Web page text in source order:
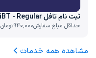
ثبت نام تافل iBT - Regular
حداقل مبلغ سفارش940,000تومان
مشاهده همه خدمات